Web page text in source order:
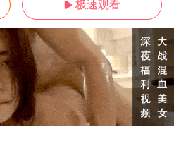
 极速观看